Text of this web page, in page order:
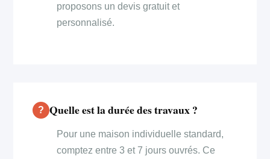
proposons un devis gratuit et
personnalisé.
Quelle est la durée des travaux ?
Pour une maison individuelle standard,
comptez entre 3 et 7 jours ouvrés. Ce